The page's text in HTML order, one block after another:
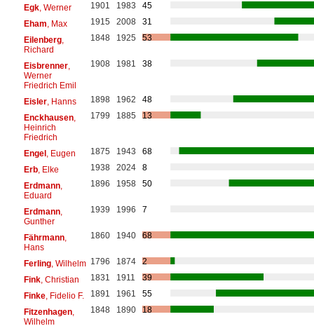
Egk, Werner 1901 1983
45
Eham , Max 1915 2008
31
Eilenberg,
Richard
1848 1925 53
Eisbrenner,
Werner
Friedrich Emil
1908 1981 38
Eisler, Hanns 1898 1962
48
Enckhausen,
Heinrich
Friedrich
1799 1885 13
Engel, Eugen 1875 1943
68
Erb, Elke 1938 2024
8
Erdmann,
Eduard
1896 1958 50
Erdmann,
Gunther
1939 1996 7
Fährmann,
Hans
1860 1940 68
Ferling, Wilhelm 1796 1874
2
Fink, Christian 1831 1911
39
Finke, Fidelio F. 1891 1961
55
Fitzenhagen,
Wilhelm
1848 1890 18